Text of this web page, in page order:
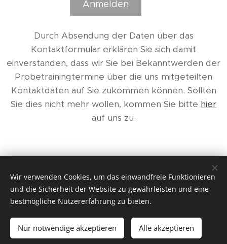
Anmelden
Durch Absendung der Daten über das
Kontaktformular erklären Sie sich damit
einverstanden, dass wir Sie bei Bekanntwerden der
Probetrainingtermine über die uns mitgeteilten
Kontaktdaten auf Sie zukommen können. Sollten
Sie dies nicht mehr wollen, kommen Sie bitte hier
auf uns zu.
© 2019 - 2025 TSC Rot Weiß Waldorf e.V.
vorbehalten. Kopieren von Bildern und Inhalten dieser
Homepage ist ausdrücklich untersagt.
Unterstützt von
Webnode Cookies
Wir verwenden Cookies, um das einwandfreie Funktionieren
und die Sicherheit der Website zu gewährleisten und eine
bestmögliche Nutzererfahrung zu bieten.
Nur notwendige akzeptieren Alle akzeptieren